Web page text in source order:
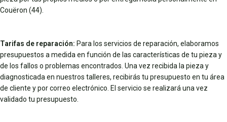
Couëron (44).
Tarifas de reparación: Para los servicios de reparación, elaboramos
presupuestos a medida en función de las características de tu pieza y
de los fallos o problemas encontrados. Una vez recibida la pieza y
diagnosticada en nuestros talleres, recibirás tu presupuesto en tu área
de cliente y por correo electrónico. El servicio se realizará una vez
validado tu presupuesto.